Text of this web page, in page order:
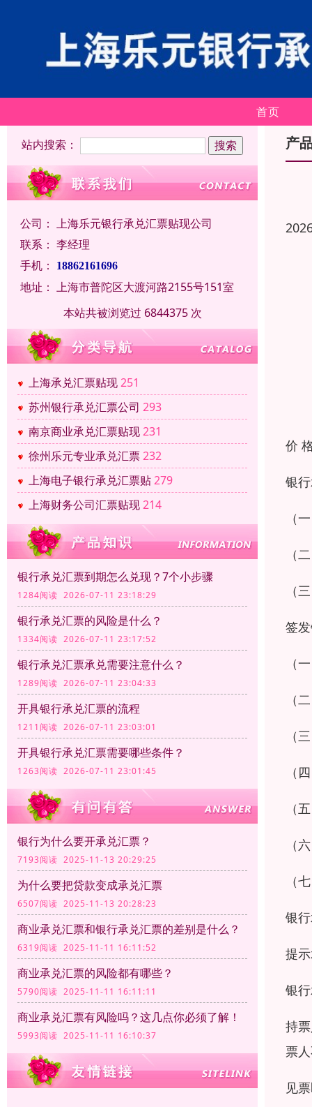
首页
站内搜索：
公司： 上海乐元银行承兑汇票贴现公司
联系： 李经理
手机：
18862161696
地址： 上海市普陀区大渡河路2155号151室
本站共被浏览过 6844375 次
上海承兑汇票贴现251
苏州银行承兑汇票公司 293
南京商业承兑汇票贴现231
徐州乐元专业承兑汇票232
上海电子银行承兑汇票贴279
上海财务公司汇票贴现214
银行承兑汇票到期怎么兑现？7个小步骤
1284阅读 2026-07-11 23:18:29
银行承兑汇票的风险是什么？
1334阅读 2026-07-11 23:17:52
银行承兑汇票承兑需要注意什么？
1289阅读 2026-07-11 23:04:33
开具银行承兑汇票的流程
1211阅读 2026-07-11 23:03:01
开具银行承兑汇票需要哪些条件？
1263阅读 2026-07-11 23:01:45
银行为什么要开承兑汇票？
7193阅读 2025-11-13 20:29:25
为什么要把贷款变成承兑汇票
6507阅读 2025-11-13 20:28:23
商业承兑汇票和银行承兑汇票的差别是什么？
6319阅读 2025-11-11 16:11:52
商业承兑汇票的风险都有哪些？
5790阅读 2025-11-11 16:11:11
商业承兑汇票有风险吗？这几点你必须了解！
5993阅读 2025-11-11 16:10:37
产
价
银
（
（
（
签
（
（
（
（
（
（
（
银
提
银
持
票
见